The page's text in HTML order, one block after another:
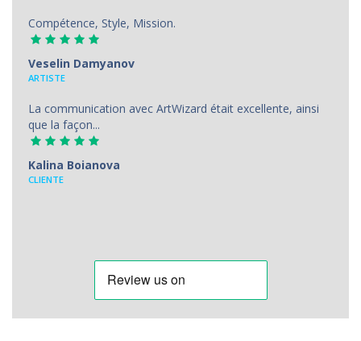
Compétence, Style, Mission.
Veselin Damyanov
ARTISTE
La communication avec ArtWizard était excellente, ainsi
que la façon...
Kalina Boianova
CLIENTE